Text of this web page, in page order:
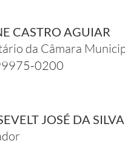
CASTRO AGUIAR
da Câmara
0200
JOSÉ DA SILVA